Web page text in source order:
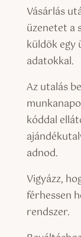
Vásárlás
üzenetet a
küldök egy
adatokkal.
Az utalás
kóddal
adnod.
Vigyázz,
férhessen
rendszer.